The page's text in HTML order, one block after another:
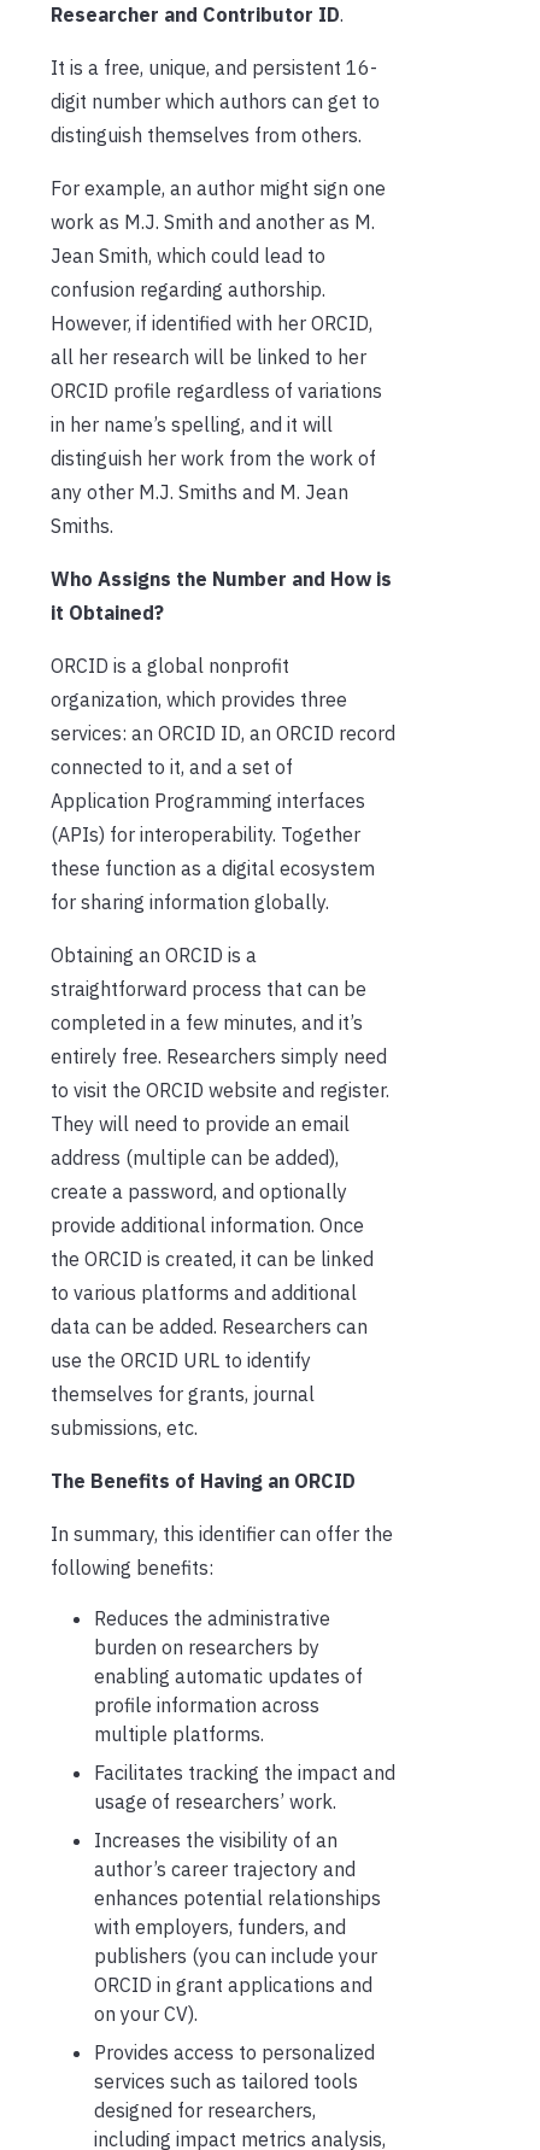
Researcher and Contributor ID.
It is a free, unique, and persistent 16-
digit number which authors can get to
distinguish themselves from others.
For example, an author might sign one
work as M.J. Smith and another as M.
Jean Smith, which could lead to
confusion regarding authorship.
However, if identified with her ORCID,
all her research will be linked to her
ORCID profile regardless of variations
in her name’s spelling, and it will
distinguish her work from the work of
any other M.J. Smiths and M. Jean
Smiths.
Who Assigns the Number and How is
it Obtained?
ORCID is a global nonprofit
organization, which provides three
services: an ORCID ID, an ORCID record
connected to it, and a set of
Application Programming interfaces
(APIs) for interoperability. Together
these function as a digital ecosystem
for sharing information globally.
Obtaining an ORCID is a
straightforward process that can be
completed in a few minutes, and it’s
entirely free. Researchers simply need
to visit the ORCID website and register.
They will need to provide an email
address (multiple can be added),
create a password, and optionally
provide additional information. Once
the ORCID is created, it can be linked
to various platforms and additional
data can be added. Researchers can
use the ORCID URL to identify
themselves for grants, journal
submissions, etc.
The Benefits of Having an ORCID
In summary, this identifier can offer the
following benefits:
Reduces the administrative
burden on researchers by
enabling automatic updates of
profile information across
multiple platforms.
Facilitates tracking the impact and
usage of researchers’ work.
Increases the visibility of an
author’s career trajectory and
enhances potential relationships
with employers, funders, and
publishers (you can include your
ORCID in grant applications and
on your CV).
Provides access to personalized
services such as tailored tools
designed for researchers,
including impact metrics analysis,